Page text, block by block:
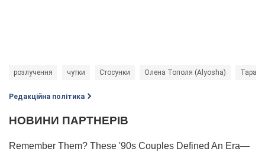
розлучення чутки Стосунки Олена Тополя (Alyosha) Тарас
Редакційна політика